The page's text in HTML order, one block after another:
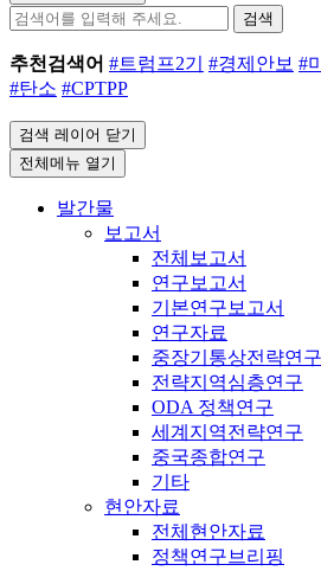
검색
추천검색어 #트럼프2기 #경제안보 #
#탄소 #CPTPP
검색 레이어 닫기
전체메뉴 열기
발간물
보고서
전체보고서
연구보고서
기본연구보고서
연구자료
중장기통상전략연구
전략지역심층연구
ODA 정책연구
세계지역전략연구
중국종합연구
기타
현안자료
전체현안자료
정책연구브리핑